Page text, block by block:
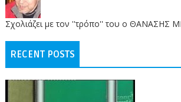
Σχολιάζει με τον ''τρόπο'' του ο ΘΑΝΑΣΗΣ
RECENT POSTS